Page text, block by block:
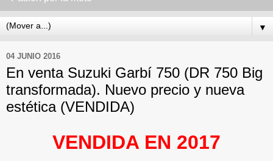
▼
04 JUNIO 2016
En venta Suzuki Garbí 750 (DR 750 Big
transformada). Nuevo precio y nueva
estética (VENDIDA)
VENDIDA EN 2017